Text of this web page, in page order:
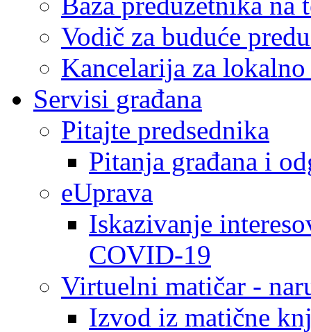
Vodič za buduće
Kancelarija za
Servisi građana
Pitajte predsednika
Pitanja građana i
eUprava
Iskazivanje
COVID-19
Virtuelni matičar -
Izvod iz matične